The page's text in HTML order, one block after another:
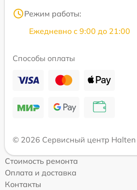
Режим работы:
Ежедневно с 9:00 до 21:00
Способы оплаты
© 2026 Сервисный центр Halten
Стоимость ремонта
Оплата и доставка
Контакты